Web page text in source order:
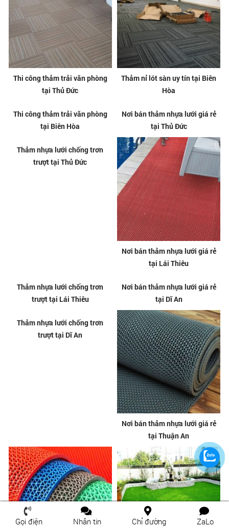
Thi công thảm trải văn phòng
tại Thủ Đức
Thảm nỉ lót sàn uy tín tại Biên
Hòa
Nơi bán thảm nhựa lưới giá rẻ
tại Thủ Đức
Nơi bán thảm nhựa lưới giá rẻ
tại Lái Thiêu
Thảm nhựa lưới chống trơn
trượt tại Lái Thiêu
Nơi bán thảm nhựa lưới giá rẻ
tại Dĩ An
Gọi điện Nhắn tin Chỉ đường ZaLo